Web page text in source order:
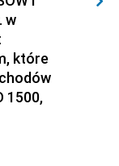
w
które
1500,